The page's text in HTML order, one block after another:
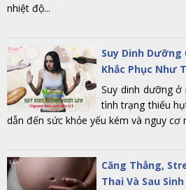
nhiệt độ...
Suy Dinh
Khắc Phục Như
Suy dinh dưỡng
tình trạng thiếu
dẫn đến sức khỏe yếu kém và nguy cơ
Căng Thẳng,
Thai Và Sau